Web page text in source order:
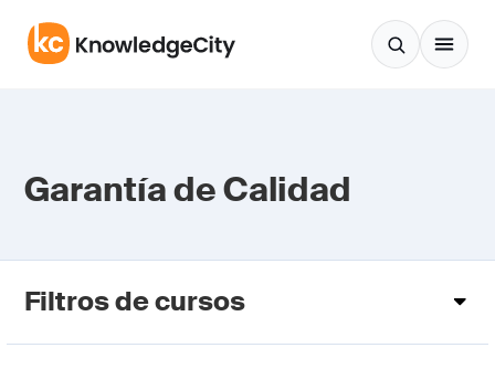
Garantía de Calidad
Filtros de cursos